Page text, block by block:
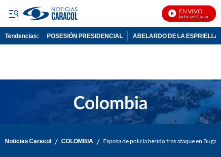
EN VIVO
Noticias Caracol En
Tendencias: POSESIÓN PRESIDENCIAL ABELARDO DE LA ESPRIELLA
Noticias Caracol / COLOMBIA / Esposa de policía herido tras ataque en